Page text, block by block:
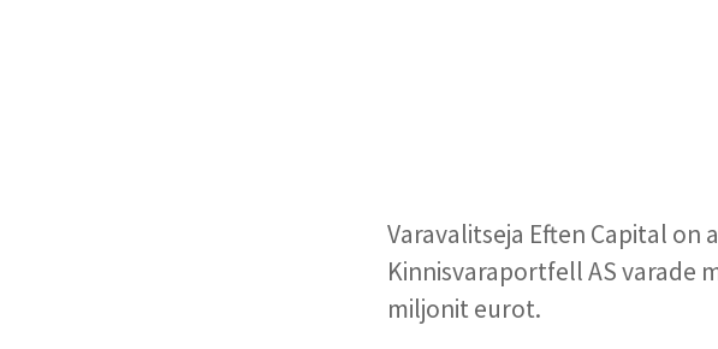
Varavalitseja Eften Capital
Kinnisvaraportfell AS varade
miljonit eurot.